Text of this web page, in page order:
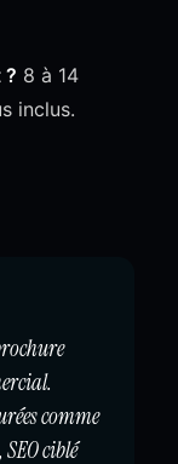
? 8 à 14
inclus.
comme
ciblé